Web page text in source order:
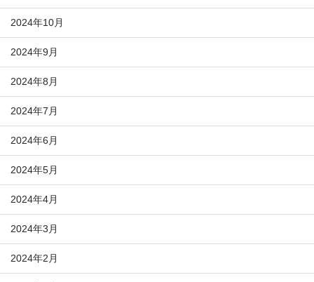
2024年10月
2024年9月
2024年8月
2024年7月
2024年6月
2024年5月
2024年4月
2024年3月
2024年2月